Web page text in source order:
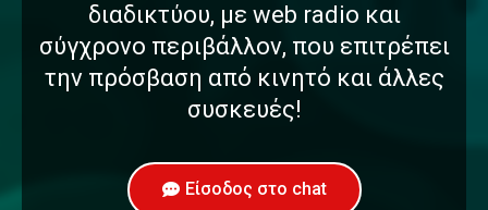
διαδικτύου, με web radio και
σύγχρονο περιβάλλον, που επιτρέπει
την πρόσβαση από κινητό και άλλες
συσκευές!
Είσοδος στο chat